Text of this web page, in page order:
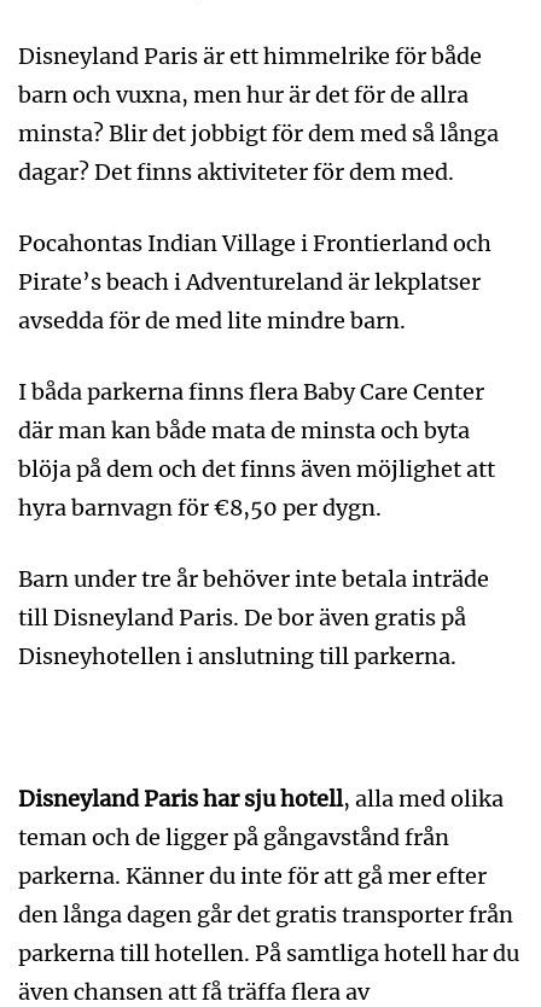
Disneyland Paris är ett himmelrike för både
barn och vuxna, men hur är det för de allra
minsta? Blir det jobbigt för dem med så långa
dagar? Det finns aktiviteter för dem med.
Pocahontas Indian Village i Frontierland och
Pirate’s beach i Adventureland är lekplatser
avsedda för de med lite mindre barn.
I båda parkerna finns flera Baby Care Center
där man kan både mata de minsta och byta
blöja på dem och det finns även möjlighet att
hyra barnvagn för €8,50 per dygn.
Barn under tre år behöver inte betala inträde
till Disneyland Paris. De bor även gratis på
Disneyhotellen i anslutning till parkerna.
Disneyland Paris har sju hotell, alla med olika
teman och de ligger på gångavstånd från
parkerna. Känner du inte för att gå mer efter
den långa dagen går det gratis transporter från
parkerna till hotellen. På samtliga hotell har du
även chansen att få träffa flera av